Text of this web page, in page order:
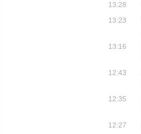
13:28
13:23
13:16
12:43
12:35
12:27